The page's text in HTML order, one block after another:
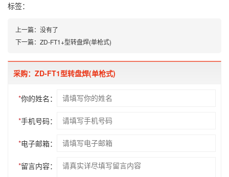
标签：
上一篇： 没有了
下一篇： ZD-FT1+型转盘焊(单枪式)
采购：ZD-FT1型转盘焊(单枪式)
*你的姓名：
*手机号码：
*电子邮箱：
*留言内容：